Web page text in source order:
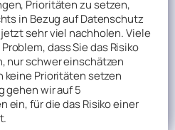
Prioritäten zu setzen,
in Bezug auf Datenschutz
sehr viel nachholen. Viele
dass Sie das Risiko
nur schwer einschätzen
keine Prioritäten setzen
gehen wir auf 5
ein, für die das Risiko einer